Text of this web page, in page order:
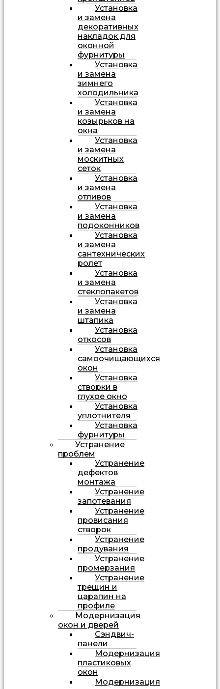
Установка
и замена
декоративных
накладок для
оконной
фурнитуры
Установка
и замена
зимнего
холодильника
Установка
и замена
козырьков на
окна
Установка
и замена
москитных
сеток
Установка
и замена
отливов
Установка
и замена
подоконников
Установка
и замена
сантехнических
ролет
Установка
и замена
стеклопакетов
Установка
и замена
штапика
Установка
откосов
Установка
самоочищающихся
окон
Установка
створки в
глухое окно
Установка
уплотнителя
Установка
фурнитуры
Устранение
проблем
Устранение
дефектов
монтажа
Устранение
запотевания
Устранение
провисания
створок
Устранение
продувания
Устранение
промерзания
Устранение
трещин и
царапин на
профиле
Модернизация
окон и дверей
Сэндвич-
панели
Модернизация
пластиковых
окон
Модернизация